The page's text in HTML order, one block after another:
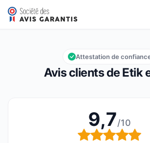
Etik et Bio
Note globale : 9,7 sur 10
9,7/10
Avis clients de Etik
Attestation de
9,7/10
Note